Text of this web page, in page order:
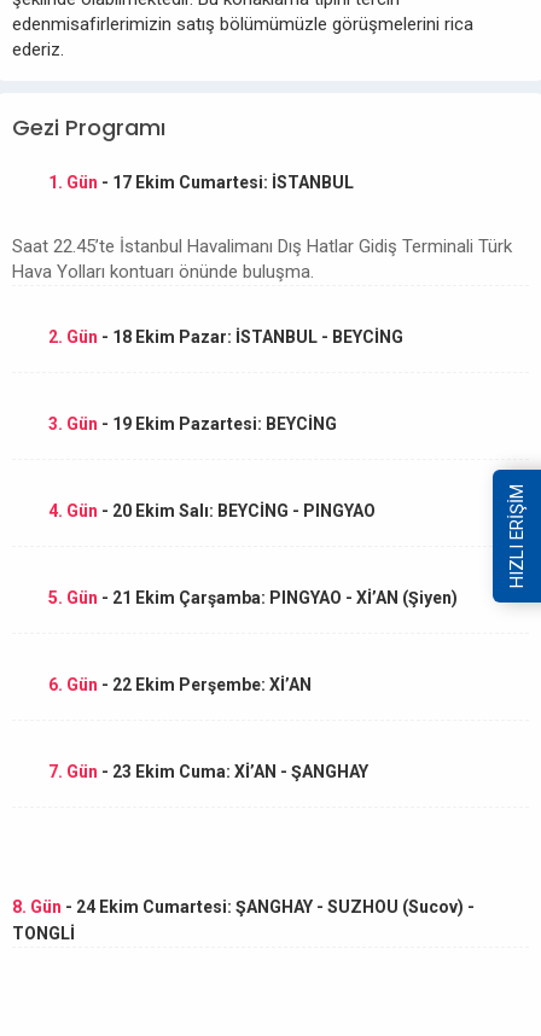
edenmisafirlerimizin satış bölümümüzle görüşmelerini rica
ederiz.
Gezi Programı
1. Gün - 17 Ekim Cumartesi: İSTANBUL
Saat 22.45’te İstanbul Havalimanı Dış Hatlar Gidiş Terminali Türk
Hava Yolları kontuarı önünde buluşma.
2. Gün - 18 Ekim Pazar: İSTANBUL - BEYCİNG
3. Gün - 19 Ekim Pazartesi: BEYCİNG
4. Gün - 20 Ekim Salı: BEYCİNG - PINGYAO
5. Gün - 21 Ekim Çarşamba: PINGYAO - Xİ’AN (Şiyen)
6. Gün - 22 Ekim Perşembe: Xİ’AN
7. Gün - 23 Ekim Cuma: Xİ’AN - ŞANGHAY
8. Gün - 24 Ekim Cumartesi: ŞANGHAY - SUZHOU (Sucov) -
TONGLİ
HIZLI ERİŞİM